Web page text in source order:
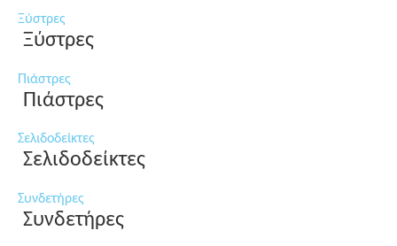
Ξύστρες
Ξύστρες
Πιάστρες
Πιάστρες
Σελιδοδείκτες
Σελιδοδείκτες
Συνδετήρες
Συνδετήρες